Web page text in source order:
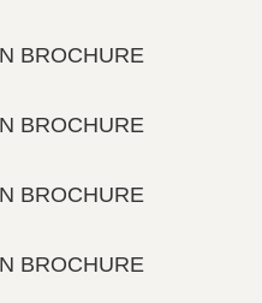
BROCHURE
BROCHURE
BROCHURE
BROCHURE